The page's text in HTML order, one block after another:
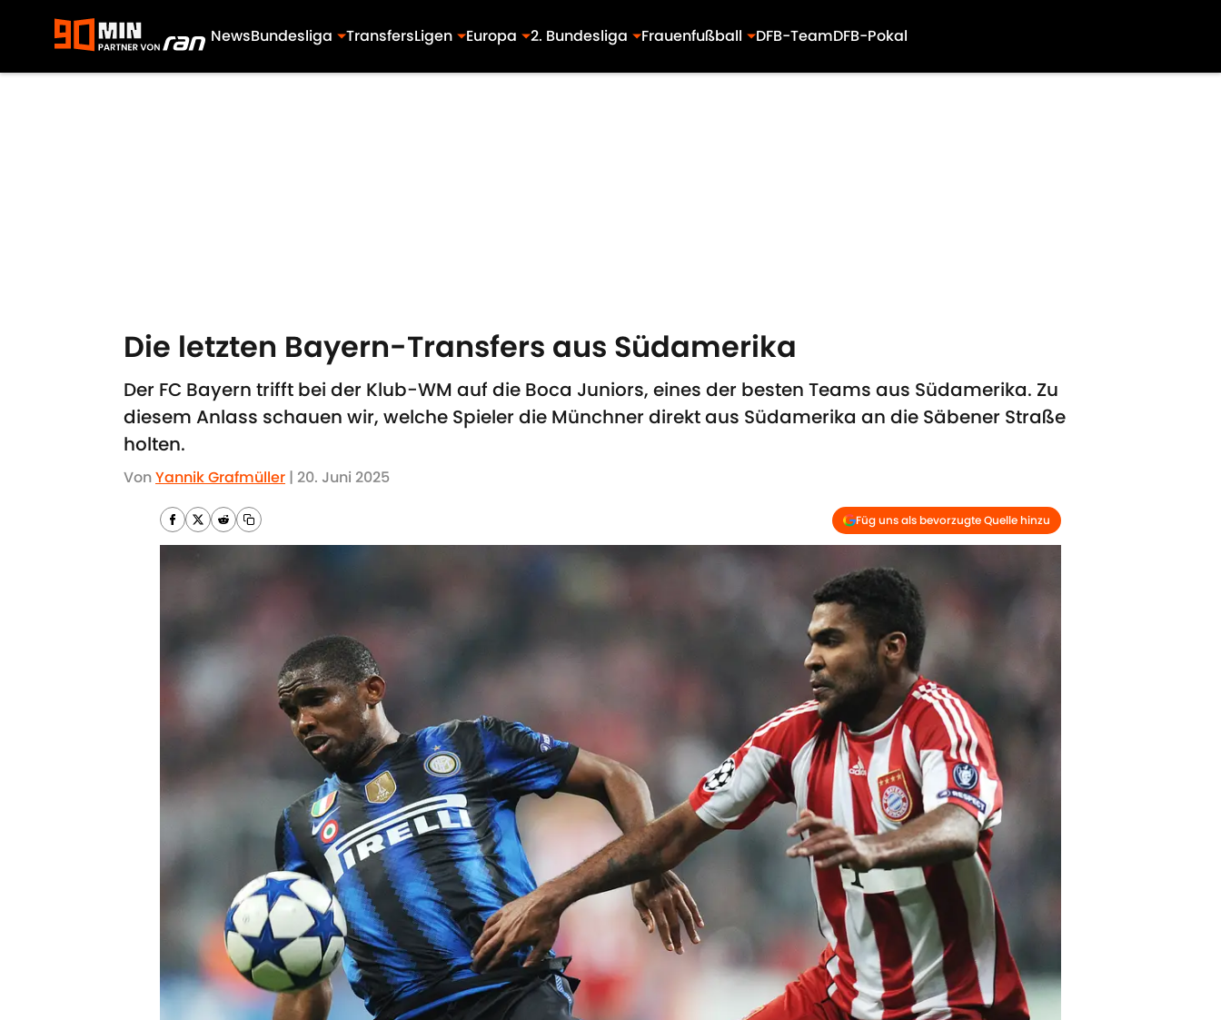
NewsBundesliga TransfersLigen Europa 2. Bundesliga Frauenfußball DFB-TeamDFB-Pokal
Die letzten Bayern-Transfers aus Südamerika
Der FC Bayern trifft bei der Klub-WM auf die Boca Juniors, eines der besten Teams aus Südamerika. Zu
diesem Anlass schauen wir, welche Spieler die Münchner direkt aus Südamerika an die Säbener Straße
holten.
VonYannik Grafmüller | 20. Juni 2025
Füg uns als bevorzugte Quelle hinzu